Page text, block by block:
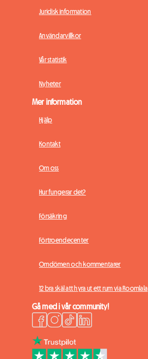
Juridisk information
Användarvillkor
Vår statistik
Nyheter
Mer information
Hjälp
Kontakt
Om oss
Hur fungerar det?
Försäkring
Förtroendecenter
Omdömen och kommentarer
12 bra skäl att hyra ut ett rum via Roomlala
Gå med i vår community!